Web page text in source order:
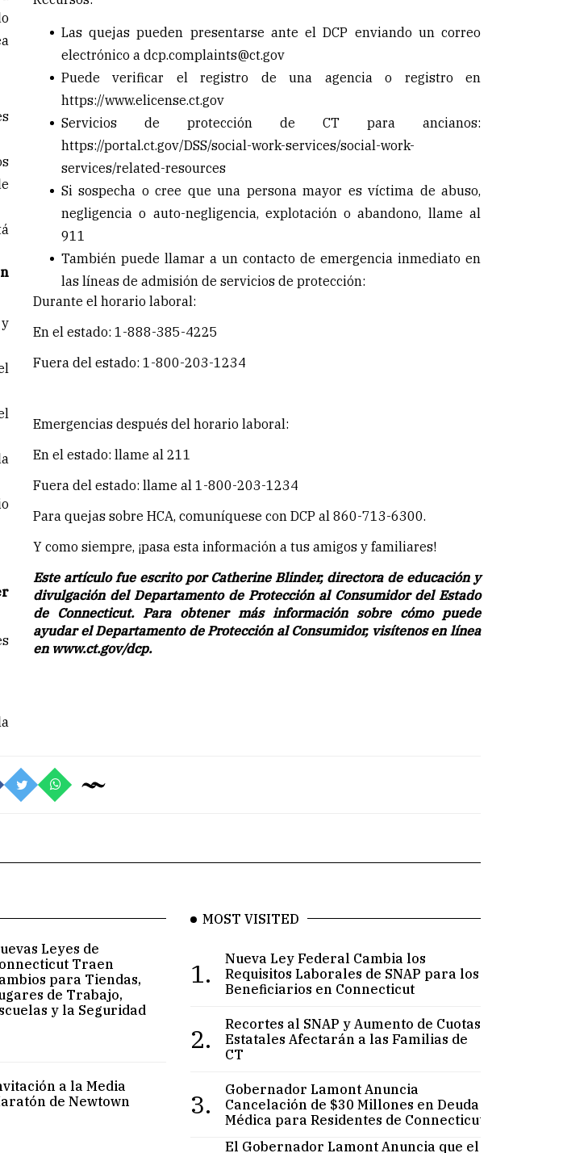
Las quejas pueden presentarse ante el DCP enviando un correo
electrónico a dcp.complaints@ct.gov
Puede verificar el registro de una agencia o registro en
https://www.elicense.ct.gov
Servicios de protección de CT para ancianos:
https://portal.ct.gov/DSS/social-work-services/social-work-
services/related-resources
Si sospecha o cree que una persona mayor es víctima de abuso,
negligencia o auto-negligencia, explotación o abandono, llame al
911
También puede llamar a un contacto de emergencia inmediato en
las líneas de admisión de servicios de protección:
Durante el horario laboral:
En el estado: 1-888-385-4225
Fuera del estado: 1-800-203-1234
Emergencias después del horario laboral:
En el estado: llame al 211
Fuera del estado: llame al 1-800-203-1234
Para quejas sobre HCA, comuníquese con DCP al 860-713-6300.
Y como siempre, ¡pasa esta información a tus amigos y familiares!
Este artículo fue escrito por Catherine Blinder, directora de educación y
divulgación del Departamento de Protección al Consumidor del Estado
de Connecticut. Para obtener más información sobre cómo puede
ayudar el Departamento de Protección al Consumidor, visítenos en línea
en www.ct.gov/dcp.
Leyes de
Traen
para Tiendas,
de Trabajo,
y la Seguridad
a la Media
de Newtown
MOST VISITED
1.
Nueva Ley Federal Cambia los
Requisitos Laborales de SNAP para los
Beneficiarios en Connecticut
2.
Recortes al SNAP y Aumento de Cuotas
Estatales Afectarán a las Familias de
CT
3.
Gobernador Lamont Anuncia
Cancelación de $30 Millones en Deuda
Médica para Residentes de Connecticut
El Gobernador Lamont Anuncia que el